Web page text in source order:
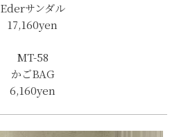
Ederサンダル
17,160yen
MT-58
かごBAG
6,160yen